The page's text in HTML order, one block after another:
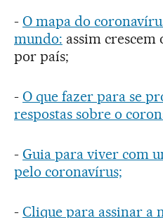
- O mapa do
mundo: assim crescem
por país;
- O que fazer para se
respostas sobre o
- Guia para viver com
pelo coronavírus;
- Clique para assinar a